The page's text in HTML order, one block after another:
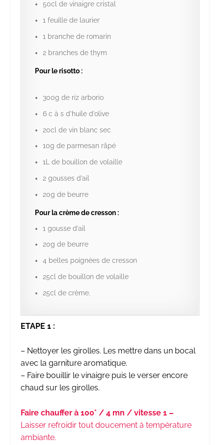
50cl de vinaigre cristal
1 feuille de laurier
1 branche de romarin
2 branches de thym
Pour le risotto :
300g de riz arborio
6 c à s d’huile d’olive
20cl de vin blanc sec
10g de parmesan râpé
1L de bouillon de volaille
2 gousses d’ail
20g de beurre
Pour la crème de cresson :
1 gousse d’ail
20g de beurre
4 belles poignées de cresson
25cl de bouillon de volaille
25cl de crème.
ETAPE 1 :
– Nettoyer les girolles. Les mettre dans un bocal
avec la garniture aromatique.
– Faire bouillir le vinaigre puis le verser encore
chaud sur les girolles.
Faire chauffer à 100° / 4 mn / vitesse 1 –
Laisser refroidir tout doucement à température
ambiante.